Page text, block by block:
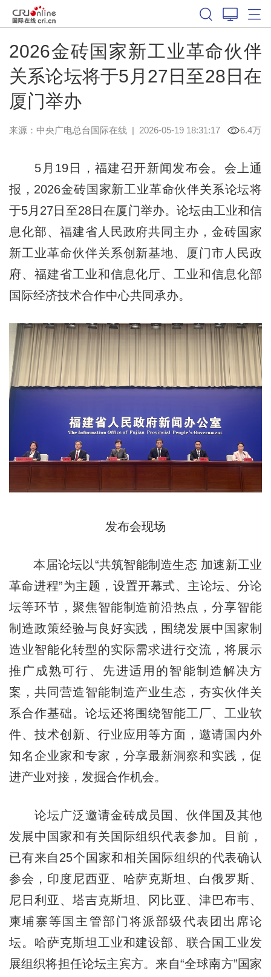
2026金砖国家新工业革命伙伴
关系论坛将于5月27日至28日在
厦门举办
来源：中央广电总台国际在线| 2026-05-19 18:31:17 6.4万
5月19日，福建召开新闻发布会。会上通
报，2026金砖国家新工业革命伙伴关系论坛将
于5月27日至28日在厦门举办。论坛由工业和信
息化部、福建省人民政府共同主办，金砖国家
新工业革命伙伴关系创新基地、厦门市人民政
府、福建省工业和信息化厅、工业和信息化部
国际经济技术合作中心共同承办。
发布会现场
本届论坛以“共筑智能制造生态 加速新工业
革命进程”为主题，设置开幕式、主论坛、分论
坛等环节，聚焦智能制造前沿热点，分享智能
制造政策经验与良好实践，围绕发展中国家制
造业智能化转型的实际需求进行交流，将展示
推广成熟可行、先进适用的智能制造解决方
案，共同营造智能制造产业生态，夯实伙伴关
系合作基础。论坛还将围绕智能工厂、工业软
件、技术创新、行业应用等方面，邀请国内外
知名企业家和专家，分享最新洞察和实践，促
进产业对接，发掘合作机会。
论坛广泛邀请金砖成员国、伙伴国及其他
发展中国家和有关国际组织代表参加。目前，
已有来自25个国家和相关国际组织的代表确认
参会，印度尼西亚、哈萨克斯坦、白俄罗斯、
尼日利亚、塔吉克斯坦、冈比亚、津巴布韦、
柬埔寨等国主管部门将派部级代表团出席论
坛。哈萨克斯坦工业和建设部、联合国工业发
展组织将担任论坛主宾方。来自“全球南方”国家